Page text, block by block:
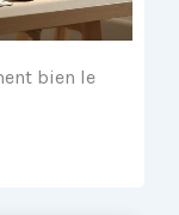
bien le